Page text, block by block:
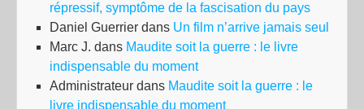
répressif, symptôme de la fascisation du pays
Daniel Guerrier dans Un film n’arrive jamais seul
Marc J. dans Maudite soit la guerre : le livre
indispensable du moment
Administrateur dans Maudite soit la guerre : le
livre indispensable du moment